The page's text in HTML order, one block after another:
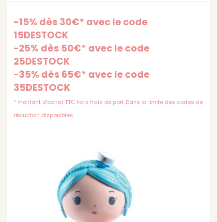
-15% dès 30€* avec le code
15DESTOCK
-25% dès 50€* avec le code
25DESTOCK
-35% dès 65€* avec le code
35DESTOCK
* montant d'achat TTC hors frais de port. Dans la limite des codes de
réduction disponibles.